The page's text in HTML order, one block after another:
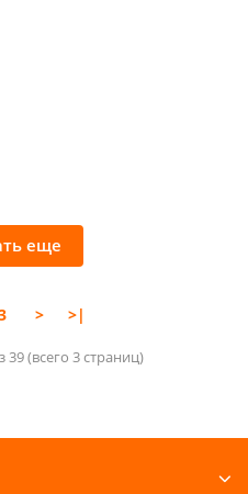
еще
> >|
39 (всего 3 страниц)